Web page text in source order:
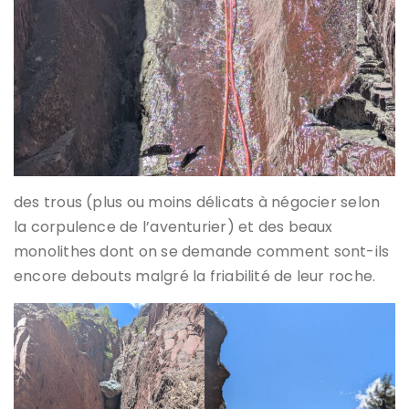
des trous (plus ou moins délicats à négocier selon
la corpulence de l’aventurier) et des beaux
monolithes dont on se demande comment sont-ils
encore debouts malgré la friabilité de leur roche.